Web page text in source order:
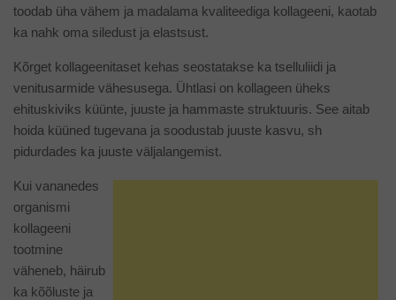
toodab üha vähem ja madalama kvaliteediga kollageeni, kaotab
ka nahk oma siledust ja elastsust.
Kõrget kollageenitaset kehas seostatakse ka tselluliidi ja
venitusarmide vähesusega. Ühtlasi on kollageen üheks
ehituskiviks küünte, juuste ja hammaste struktuuris. See aitab
hoida küüned tugevana ja soodustab juuste kasvu, sh
pidurdades ka juuste väljalangemist.
Kui vananedes
organismi
kollageeni
tootmine
väheneb, häirub
ka kõõluste ja